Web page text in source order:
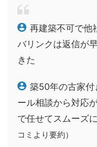
再建築不可で他
バリンクは返信が
きた
築50年の古家付
ール相談から対応
で任せてスムーズ
コミより要約）